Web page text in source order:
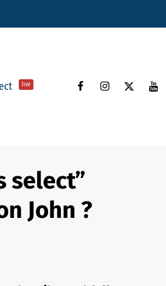
live
select”
John ?